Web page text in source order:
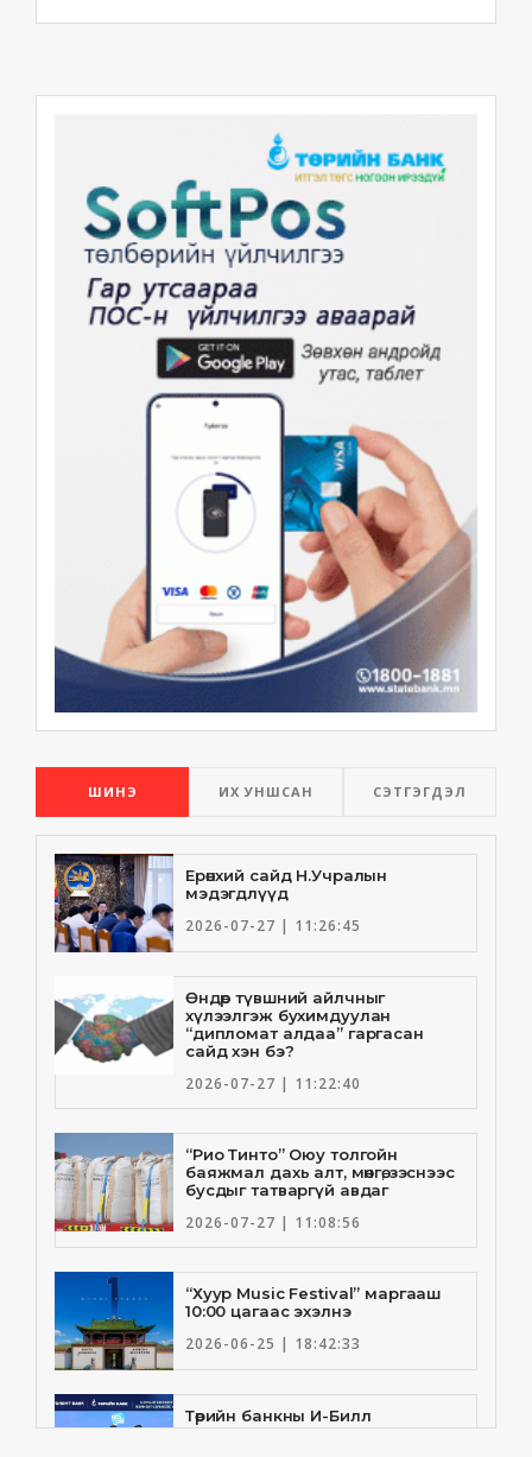
ШИНЭ ИХ УНШСАН СЭТГЭГДЭЛ
Ерөнхий сайд Н.Учралын
мэдэгдлүүд
2026-07-27 | 11:26:45
Өндөр түвшний айлчныг
хүлээлгэж бухимдуулан
“дипломат алдаа” гаргасан
сайд хэн бэ?
2026-07-27 | 11:22:40
“Рио Тинто” Оюу толгойн
баяжмал дахь алт, мөнгө, зэснээс
бусдыг татваргүй авдаг
2026-07-27 | 11:08:56
“Хуур Music Festival” маргааш
10:00 цагаас эхэлнэ
2026-06-25 | 18:42:33
Төрийн банкны И-Билл
үйлчилгээнд Голомт банк